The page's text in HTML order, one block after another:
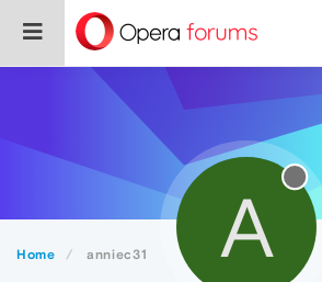
Home anniec31 A